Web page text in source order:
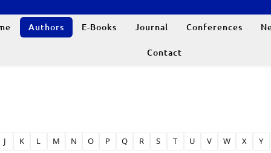
Authors E-Books Journal Conferences
Contact
J K L M N O P Q R S T U V W X Y